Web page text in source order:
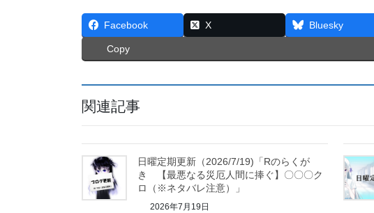
Facebook X Bluesky
Copy
関連記事
日曜定期更新（2026/7/19)「Rのらくが
き 【最悪なる災厄人間に捧ぐ】〇〇〇ク
ロ（※ネタバレ注意）」
2026年7月19日